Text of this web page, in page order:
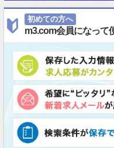
初めての方へ
m3.com会員になって